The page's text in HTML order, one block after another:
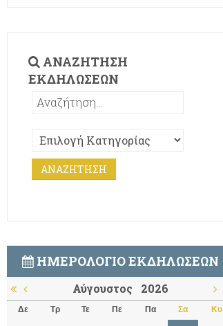
ΑΝΑΖΉΤΗΣΗ
ΕΚΔΗΛΏΣΕΩΝ
ΗΜΕΡΟΛΌΓΙΟ ΕΚΔΗΛΏΣΕΩΝ
Αύγουστος 2026
Δε Τρ Τε Πε Πα Σα Κυ